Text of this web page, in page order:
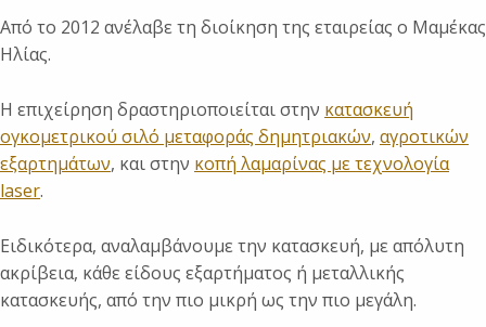
Από το 2012 ανέλαβε τη διοίκηση της εταιρείας ο Μαμέκας
Ηλίας.
Η επιχείρηση δραστηριοποιείται στην κατασκευή
ογκομετρικού σιλό μεταφοράς δημητριακών, αγροτικών
εξαρτημάτων, και στην κοπή λαμαρίνας με τεχνολογία
laser.
Ειδικότερα, αναλαμβάνουμε την κατασκευή, με απόλυτη
ακρίβεια, κάθε είδους εξαρτήματος ή μεταλλικής
κατασκευής, από την πιο μικρή ως την πιο μεγάλη.